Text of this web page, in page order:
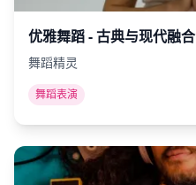
优雅舞蹈 - 古典与现代融合
舞蹈精灵
舞蹈表演